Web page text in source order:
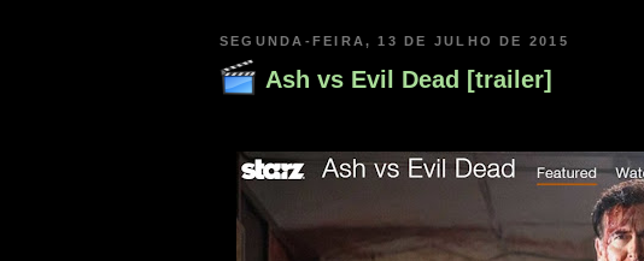
SEGUNDA-FEIRA, 13 DE JULHO DE 2015
Ash vs Evil Dead [trailer]